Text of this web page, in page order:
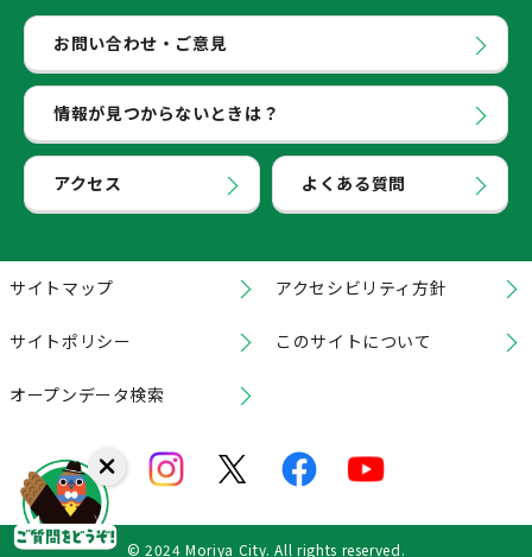
お問い合わせ・ご意見
情報が見つからないときは？
アクセス よくある質問
サイトマップ アクセシビリティ方針
サイトポリシー このサイトについて
オープンデータ検索
© 2024 Moriya City. All rights reserved.